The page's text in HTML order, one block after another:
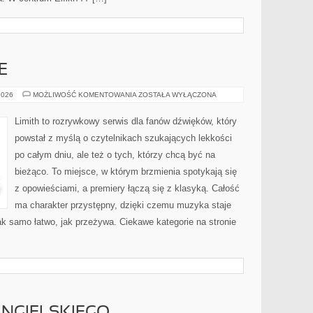
MOŻLIWOŚĆ KOMENTOWANIA MUZYKA
ZOSTAŁA WYŁĄCZONA
Limith to rozrywkowy serwis dla fanów dźwięków, który
powstał z myślą o czytelnikach szukających lekkości
po całym dniu, ale też o tych, którzy chcą być na
bieżąco. To miejsce, w którym brzmienia spotykają się
z opowieściami, a premiery łączą się z klasyką. Całość
ma charakter przystępny, dzięki czemu muzyka staje
samo łatwo, jak przeżywa. Ciekawe kategorie na stronie